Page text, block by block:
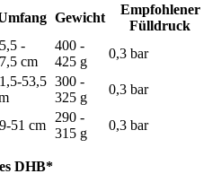
Gewicht
Empfohlener
Fülldruck
-
cm
400 -
425 g
0,3 bar
53,5 300 -
325 g
0,3 bar
51 cm
290 -
315 g
0,3 bar
DHB*